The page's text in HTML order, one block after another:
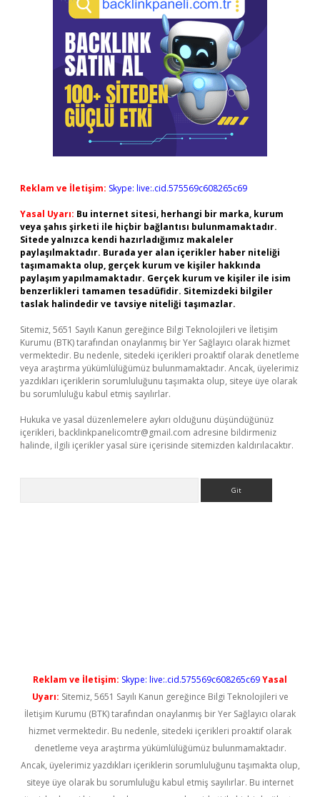
Reklam ve İletişim: Skype: live:.cid.575569c608265c69
Yasal Uyarı: Bu internet sitesi, herhangi bir marka, kurum
veya şahıs şirketi ile hiçbir bağlantısı bulunmamaktadır.
Sitede yalnızca kendi hazırladığımız makaleler
paylaşılmaktadır. Burada yer alan içerikler haber niteliği
taşımamakta olup, gerçek kurum ve kişiler hakkında
paylaşım yapılmamaktadır. Gerçek kurum ve kişiler ile isim
benzerlikleri tamamen tesadüfidir. Sitemizdeki bilgiler
taslak halindedir ve tavsiye niteliği taşımazlar.
Sitemiz, 5651 Sayılı Kanun gereğince Bilgi Teknolojileri ve İletişim
Kurumu (BTK) tarafından onaylanmış bir Yer Sağlayıcı olarak hizmet
vermektedir. Bu nedenle, sitedeki içerikleri proaktif olarak denetleme
veya araştırma yükümlülüğümüz bulunmamaktadır. Ancak, üyelerimiz
yazdıkları içeriklerin sorumluluğunu taşımakta olup, siteye üye olarak
bu sorumluluğu kabul etmiş sayılırlar.
Hukuka ve yasal düzenlemelere aykırı olduğunu düşündüğünüz
içerikleri, backlinkpanelicomtr@gmail.com adresine bildirmeniz
halinde, ilgili içerikler yasal süre içerisinde sitemizden kaldırılacaktır.
Reklam ve İletişim: Skype: live:.cid.575569c608265c69Yasal
Uyarı: Sitemiz, 5651 Sayılı Kanun gereğince Bilgi Teknolojileri ve
İletişim Kurumu (BTK) tarafından onaylanmış bir Yer Sağlayıcı olarak
hizmet vermektedir. Bu nedenle, sitedeki içerikleri proaktif olarak
denetleme veya araştırma yükümlülüğümüz bulunmamaktadır.
Ancak, üyelerimiz yazdıkları içeriklerin sorumluluğunu taşımakta olup,
siteye üye olarak bu sorumluluğu kabul etmiş sayılırlar. Bu internet